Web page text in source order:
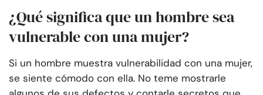
¿Qué significa que un hombre sea
vulnerable con una mujer?
Si un hombre muestra vulnerabilidad con una mujer,
se siente cómodo con ella. No teme mostrarle